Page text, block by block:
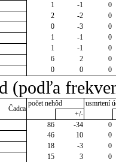
1 -1
0
2 -2
0
0 -3
0
1 -1
0
1 -1
0
6 2
0
0 0 0
(podľa
Čadca
počet nehôd
usmrtení
+/-
86 -34
0
46 10
0
18 -3
0
15 3
0